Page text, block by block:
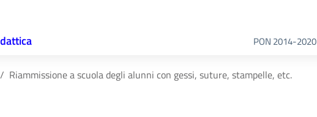
PON 2014-2020
Riammissione a scuola degli alunni con gessi, suture, stampelle, etc.